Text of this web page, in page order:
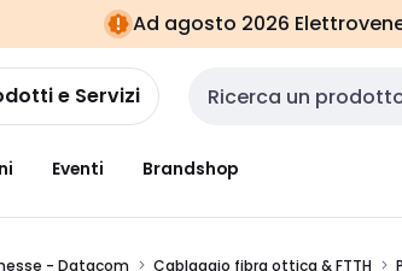
Ad agosto 2026
e Servizi Cerca input
Eventi Brandshop
- Datacom Cablaggio fibra ottica & FTTH